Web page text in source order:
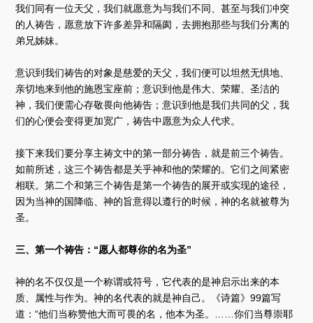
我们同有一位天父，我们就愿意为与我们不同、甚至与我们冲突
的人祷告，愿意放下许多差异和隔阂，去拥抱那些与我们分离的
弟兄姊妹。
意识到我们祷告的对象是慈爱的天父，我们便可以坦然无惧地、
亲切地来到他的施恩宝座前；意识到他是伟大、荣耀、圣洁的
神，我们便需心存敬畏向他祷告；意识到他是我们共同的父，我
们的心便会变得更加宽广，祷告中愿意为众人代求。
接下来我们要分享主祷文中的第一部分祷告，就是前三个祷告。
如前所述，这三个祷告都是关乎神和他的荣耀的。它们之间紧密
相联。第二个和第三个祷告是第一个祷告的展开或实现的途径，
因为当神的国降临、神的旨意得以遵行的时候，神的名就被尊为
圣。
三、第一个祷告：“愿人都尊你的名为圣”
神的名不仅仅是一个称谓或符号，它代表的是神启示出来的本
质、属性与作为。神的名代表的就是神自己。《诗篇》99篇写
道：“他们当称赞他大而可畏的名，他本为圣。……你们当尊崇耶